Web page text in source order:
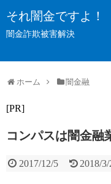
それ闇金ですよ！
闇金詐欺被害解決
ホーム 闇金融
[PR]
コンパスは闇金融
2017/12/5 2018/3/